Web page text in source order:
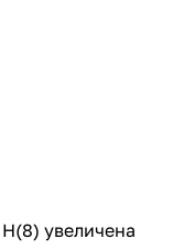
увеличена